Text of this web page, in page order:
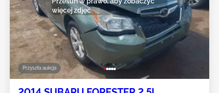
Przyszła aukcja
więcej zdjęć